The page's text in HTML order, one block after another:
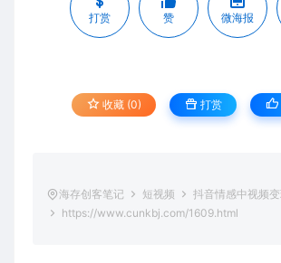
打赏 赞 微海报
收藏 (0) 打赏
海存创客笔记 短视频
抖音情感中视频
https://www.cunkbj.com/1609.html